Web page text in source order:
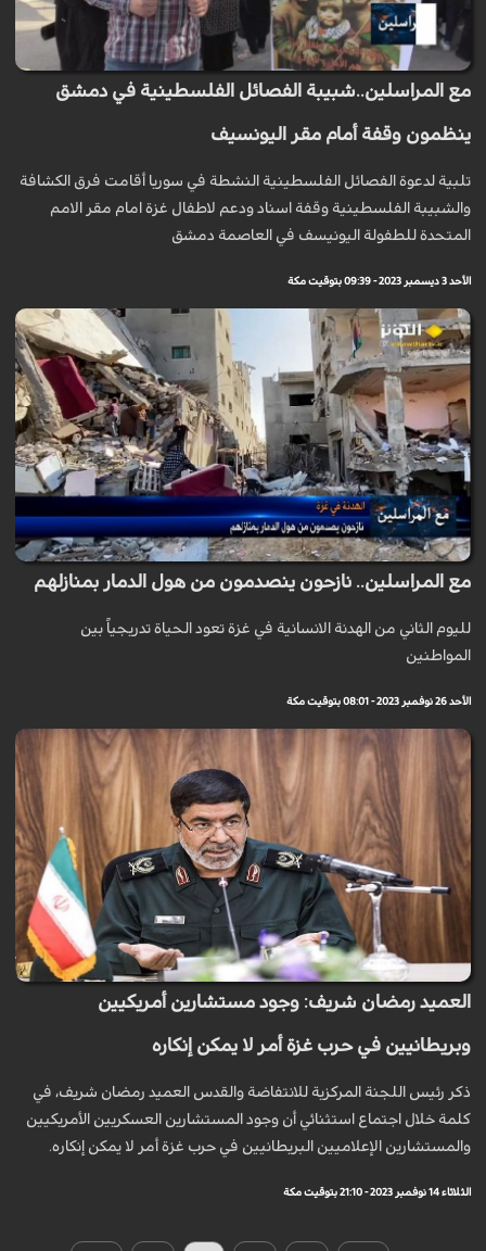
مع المراسلين..شبيبة الفصائل الفلسطينية في دمشق
ينظمون وقفة أمام مقر اليونسيف
تلبية لدعوة الفصائل الفلسطينية النشطة في سوريا أقامت فرق الكشافة
والشبيبة الفلسطينية وقفة اسناد ودعم لاطفال غزة امام مقر الامم
المتحدة للطفولة اليونيسف في العاصمة دمشق
الأحد 3 ديسمبر 2023 - 09:39 بتوقيت مكة
مع المراسلين.. نازحون ينصدمون من هول الدمار بمنازلهم
لليوم الثاني من الهدنة الانسانية في غزة تعود الحياة تدريجياً بين
المواطنين
الأحد 26 نوفمبر 2023 - 08:01 بتوقيت مكة
العميد رمضان شريف: وجود مستشارين أمريكيين
وبريطانيين في حرب غزة أمر لا يمكن إنكاره
ذكر رئيس اللجنة المركزية للانتفاضة والقدس العميد رمضان شريف، في
كلمة خلال اجتماع استثنائي أن وجود المستشارين العسكريين الأمريكيين
والمستشارين الإعلاميين البريطانيين في حرب غزة أمر لا يمكن إنكاره.
الثلاثاء 14 نوفمبر 2023 - 21:10 بتوقيت مكة